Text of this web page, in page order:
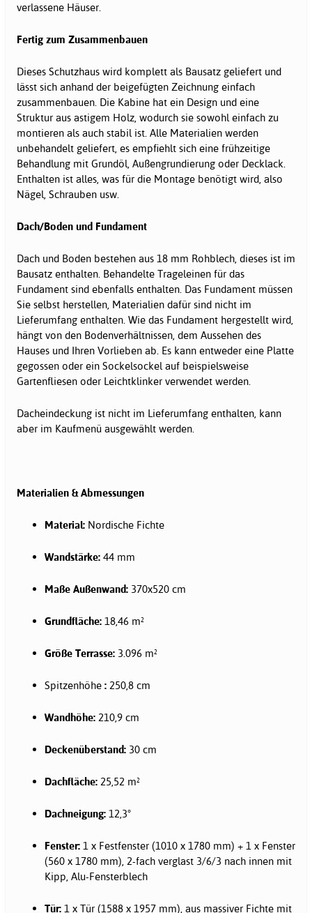
verlassene Häuser.
Fertig zum Zusammenbauen
Dieses Schutzhaus wird komplett als Bausatz geliefert und
lässt sich anhand der beigefügten Zeichnung einfach
zusammenbauen. Die Kabine hat ein Design und eine
Struktur aus astigem Holz, wodurch sie sowohl einfach zu
montieren als auch stabil ist. Alle Materialien werden
unbehandelt geliefert, es empfiehlt sich eine frühzeitige
Behandlung mit Grundöl, Außengrundierung oder Decklack.
Enthalten ist alles, was für die Montage benötigt wird, also
Nägel, Schrauben usw.
Dach/Boden und Fundament
Dach und Boden bestehen aus 18 mm Rohblech, dieses ist im
Bausatz enthalten. Behandelte Trageleinen für das
Fundament sind ebenfalls enthalten. Das Fundament müssen
Sie selbst herstellen, Materialien dafür sind nicht im
Lieferumfang enthalten. Wie das Fundament hergestellt wird,
hängt von den Bodenverhältnissen, dem Aussehen des
Hauses und Ihren Vorlieben ab. Es kann entweder eine Platte
gegossen oder ein Sockelsockel auf beispielsweise
Gartenfliesen oder Leichtklinker verwendet werden.
Dacheindeckung ist nicht im Lieferumfang enthalten, kann
aber im Kaufmenü ausgewählt werden.
Materialien & Abmessungen
Material: Nordische Fichte
Wandstärke: 44 mm
Maße Außenwand: 370x520 cm
Grundfläche: 18,46 m²
Größe Terrasse: 3.096 m²
Spitzenhöhe : 250,8 cm
Wandhöhe: 210,9 cm
Deckenüberstand: 30 cm
Dachfläche: 25,52 m²
Dachneigung: 12,3°
Fenster: 1 x Festfenster (1010 x 1780 mm) + 1 x Fenster
(560 x 1780 mm), 2-fach verglast 3/6/3 nach innen mit
Kipp, Alu-Fensterblech
Tür: 1 x Tür (1588 x 1957 mm), aus massiver Fichte mit